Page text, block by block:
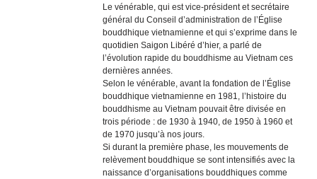
Le vénérable, qui est vice-président et secrétaire
général du Conseil d’administration de l’Église
bouddhique vietnamienne et qui s’exprime dans le
quotidien Saigon Libéré d’hier, a parlé de
l’évolution rapide du bouddhisme au Vietnam ces
dernières années.
Selon le vénérable, avant la fondation de l’Église
bouddhique vietnamienne en 1981, l’histoire du
bouddhisme au Vietnam pouvait être divisée en
trois période : de 1930 à 1940, de 1950 à 1960 et
de 1970 jusqu’à nos jours.
Si durant la première phase, les mouvements de
relèvement bouddhique se sont intensifiés avec la
naissance d’organisations bouddhiques comme